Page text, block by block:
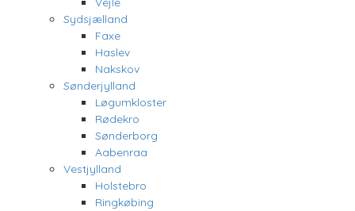
Sydsjælland
Faxe
Haslev
Nakskov
Sønderjylland
Løgumkloster
Rødekro
Sønderborg
Aabenraa
Vestjylland
Holstebro
Ringkøbing